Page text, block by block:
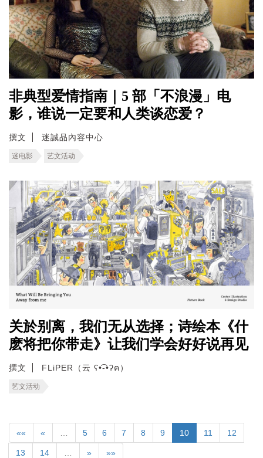
非典型爱情指南｜5 部「不浪漫」电
影，谁说一定要和人类谈恋爱？
撰文 迷誠品內容中心
迷电影 艺文活动
关於别离，我们无从选择；诗绘本《什
麽将把你带走》让我们学会好好说再见
撰文 FLiPER（云 ʕ•͡-•ʔฅ）
艺文活动
«« « 5 6 7 8 9 10 11 12
13 14 » »»